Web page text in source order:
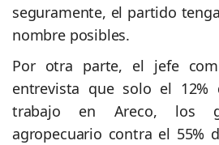
seguramente, el partido
nombre posibles.
Por otra parte, el jefe
entrevista que solo el
trabajo en Areco, los
agropecuario contra el 55%